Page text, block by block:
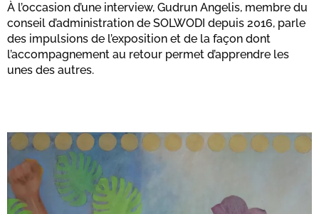
À l’occasion d’une interview, Gudrun Angelis, membre du
conseil d’administration de SOLWODI depuis 2016, parle
des impulsions de l’exposition et de la façon dont
l’accompagnement au retour permet d’apprendre les
unes des autres.